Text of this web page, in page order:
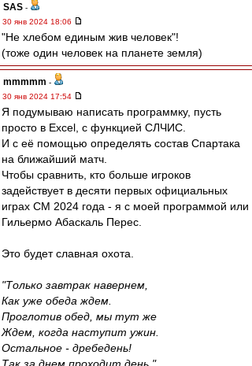
SAS -
30 янв 2024 18:06
"Не хлебом единым жив человек"!
(тоже один человек на планете земля)
mmmmm -
30 янв 2024 17:54
Я подумываю написать программку, пусть
просто в Excel, с функцией СЛЧИС.
И с её помощью определять состав Спартака
на ближайший матч.
Чтобы сравнить, кто больше игроков
задействует в десяти первых официальных
играх СМ 2024 года - я с моей программой или
Гильермо Абаскаль Перес.
Это будет славная охота.
"Только завтрак навернем,
Как уже обеда ждем.
Проглотив обед, мы тут же
Ждем, когда наступит ужин.
Остальное - дребедень!